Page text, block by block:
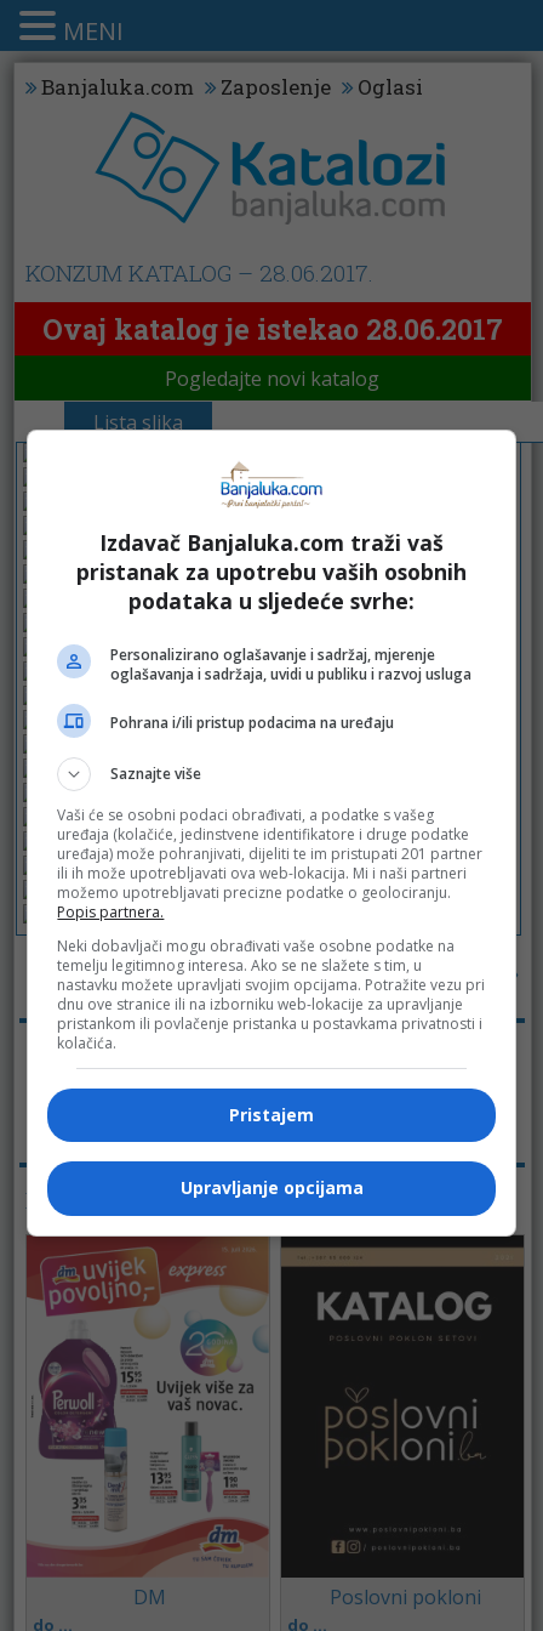
Banjaluka.com Zaposlenje Oglasi
KONZUM KATALOG – 28.06.2017.
Ovaj katalog je istekao 28.06.2017
Pogledajte novi katalog
Lista slika
Poslovni pokloni »
Tagovi:
Prehrana
Pregleda:2728
KATALOZI - PREHRANA
DM
do ...
Poslovni pokloni
do ...
MENI
Izdavač Banjaluka.com traži vaš
pristanak za upotrebu vaših osobnih
podataka u sljedeće svrhe:
Personalizirano oglašavanje i sadržaj, mjerenje
oglašavanja i sadržaja, uvidi u publiku i razvoj usluga
Pohrana i/ili pristup podacima na uređaju
Saznajte više
Vaši će se osobni podaci obrađivati, a podatke s vašeg
uređaja (kolačiće, jedinstvene identifikatore i druge podatke
uređaja) može pohranjivati, dijeliti te im pristupati 201 partner
ili ih može upotrebljavati ova web-lokacija. Mi i naši partneri
možemo upotrebljavati precizne podatke o geolociranju.
Popis partnera.
Neki dobavljači mogu obrađivati vaše osobne podatke na
temelju legitimnog interesa. Ako se ne slažete s tim, u
nastavku možete upravljati svojim opcijama. Potražite vezu pri
dnu ove stranice ili na izborniku web-lokacije za upravljanje
pristankom ili povlačenje pristanka u postavkama privatnosti i
kolačića.
Pristajem
Upravljanje opcijama